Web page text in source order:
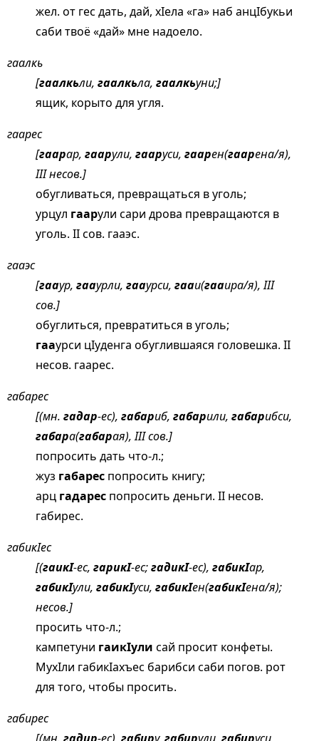
жел. от гес дать, дай, хIела «га» наб анцIбукьи
саби твоё «дай» мне надоело.
гаалкь
[гаалкьли, гаалкьла, гаалкьуни;]
ящик, корыто для угля.
гаарес
[гаарар, гаарули, гааруси, гаарен(гаарена/я),
III несов.]
обугливаться, превращаться в уголь;
урцул гаарули сари дрова превращаются в
уголь. II сов. гааэс.
гааэс
[гааур, гааурли, гааурси, гааи(гааира/я), III
сов.]
обуглиться, превратиться в уголь;
гааурси цIуденга обуглившаяся головешка. II
несов. гаарес.
габарес
[(мн. гадар-ес), габариб, габарили, габарибси,
габара(габарая), III сов.]
попросить дать что-л.;
жуз габарес попросить книгу;
арц гадарес попросить деньги. II несов.
габирес.
габикIес
[(гаикI-ес, гарикI-ес;гадикI-ес), габикIар,
габикIули, габикIуси, габикIен(габикIена/я);
несов.]
просить что-л.;
кампетуни гаикIули сай просит конфеты.
МухIли габикIахъес барибси саби погов. рот
для того, чтобы просить.
габирес